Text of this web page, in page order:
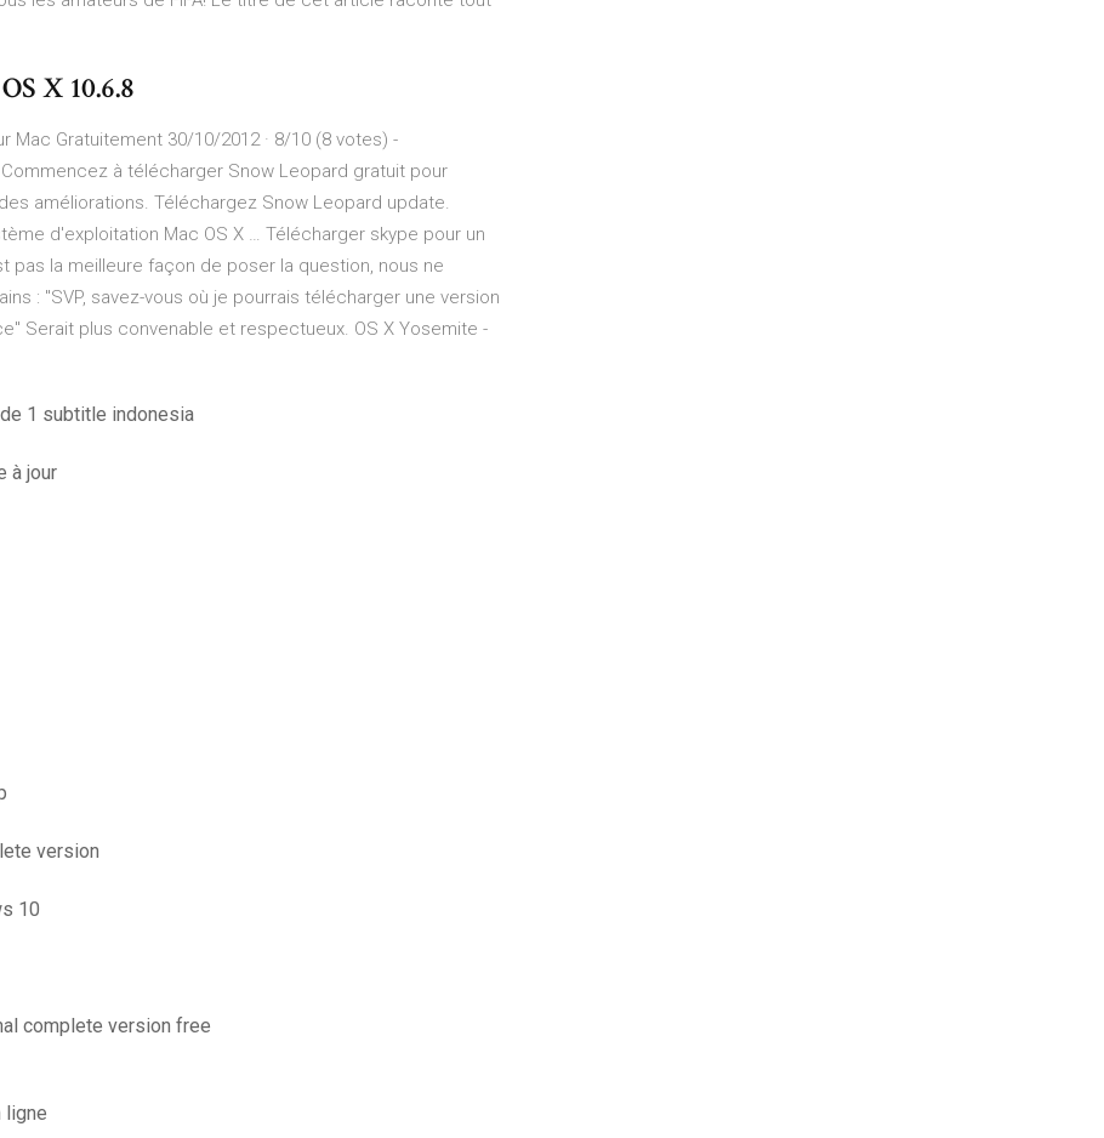
X 10.6.8
Mac Gratuitement 30/10/2012 · 8/10 (8 votes) -
à télécharger Snow Leopard gratuit pour
améliorations. Téléchargez Snow Leopard update.
d'exploitation Mac OS X … Télécharger skype pour un
pas la meilleure façon de poser la question, nous ne
: "SVP, savez-vous où je pourrais télécharger une version
Serait plus convenable et respectueux. OS X Yosemite -
1 subtitle indonesia
à jour
version
10
complete version free
ligne